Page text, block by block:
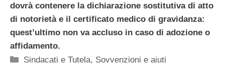
dovrà contenere la dichiarazione sostitutiva di atto
di notorietà e il certificato medico di gravidanza:
quest’ultimo non va accluso in caso di adozione o
affidamento.
Categorie
Sindacati e Tutela, Sovvenzioni e aiuti